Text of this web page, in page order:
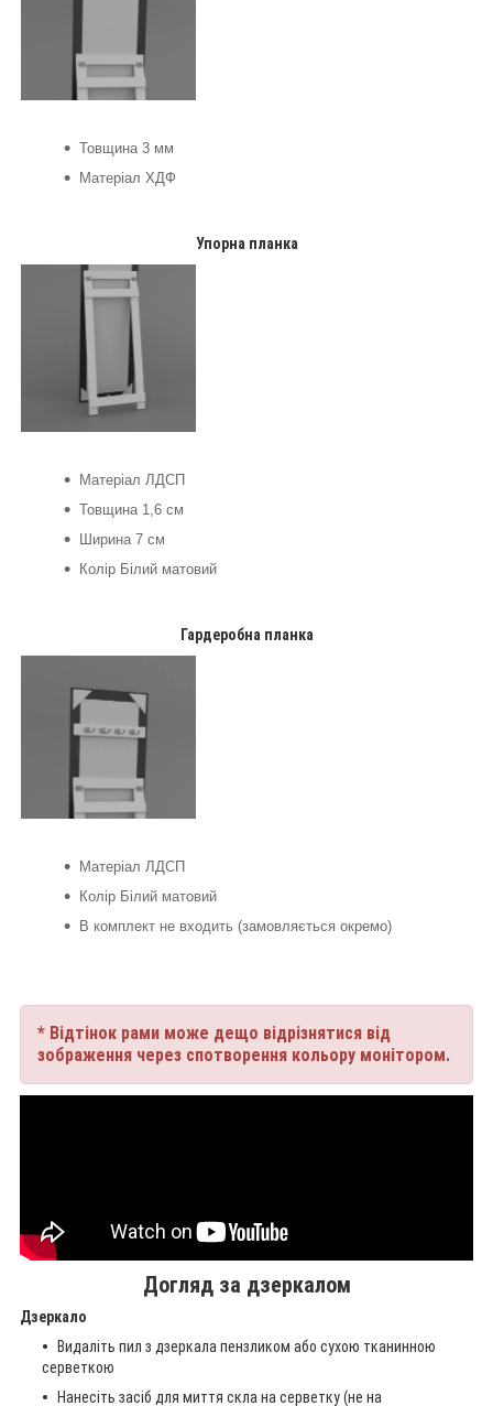
Товщина 3 мм
Матеріал ХДФ
Упорна планка
Матеріал ЛДСП
Товщина 1,6 см
Ширина 7 см
Колір Білий матовий
Гардеробна планка
Матеріал ЛДСП
Колір Білий матовий
В комплект не входить (замовляється окремо)
* Відтінок рами може дещо відрізнятися від
зображення через спотворення кольору монітором.
Догляд за дзеркалом
Дзеркало
Видаліть пил з дзеркала пензликом або сухою тканинною
серветкою
Нанесіть засіб для миття скла на серветку (не на